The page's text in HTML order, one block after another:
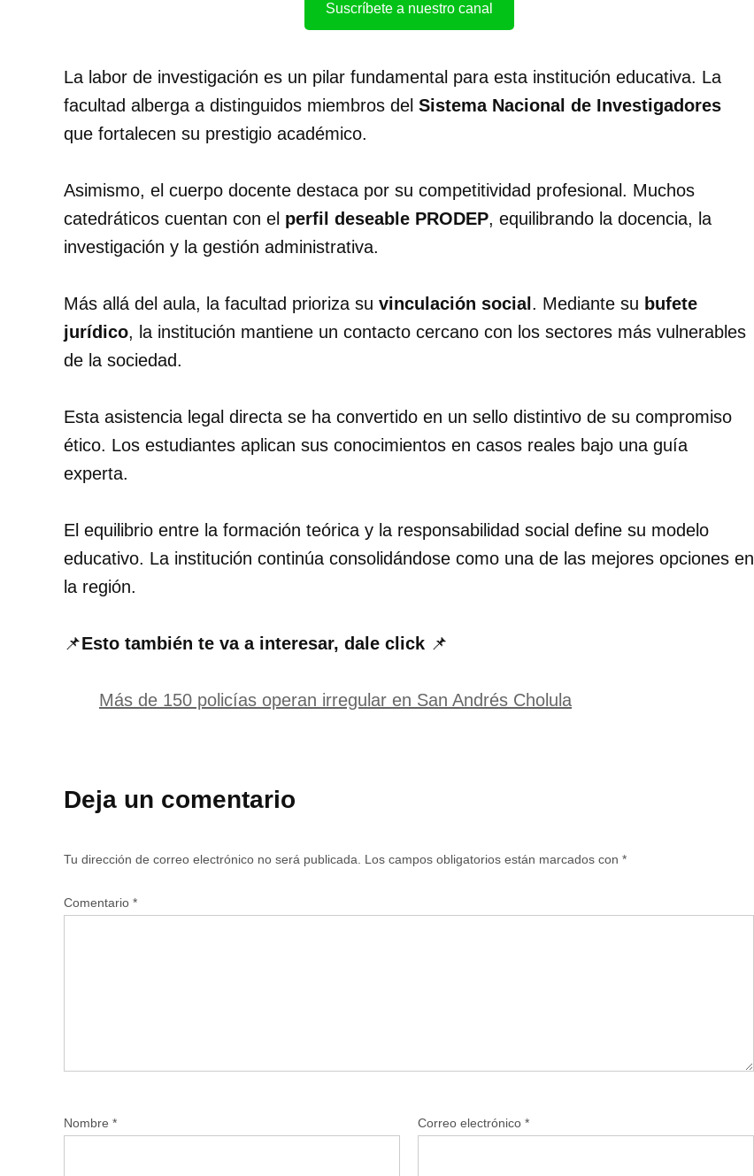
Suscríbete a nuestro canal
La labor de investigación es un pilar fundamental para esta institución educativa. La
facultad alberga a distinguidos miembros del Sistema Nacional de Investigadores
que fortalecen su prestigio académico.
Asimismo, el cuerpo docente destaca por su competitividad profesional. Muchos
catedráticos cuentan con el perfil deseable PRODEP, equilibrando la docencia, la
investigación y la gestión administrativa.
Más allá del aula, la facultad prioriza su vinculación social . Mediante su bufete
jurídico, la institución mantiene un contacto cercano con los sectores más vulnerables
de la sociedad.
Esta asistencia legal directa se ha convertido en un sello distintivo de su compromiso
ético. Los estudiantes aplican sus conocimientos en casos reales bajo una guía
experta.
El equilibrio entre la formación teórica y la responsabilidad social define su modelo
educativo. La institución continúa consolidándose como una de las mejores opciones en
la región.
📌Esto también te va a interesar, dale click 📌
Más de 150 policías operan irregular en San Andrés Cholula
Deja un comentario
Tu dirección de correo electrónico no será publicada. Los campos obligatorios están marcados con *
Comentario *
Nombre * Correo electrónico *